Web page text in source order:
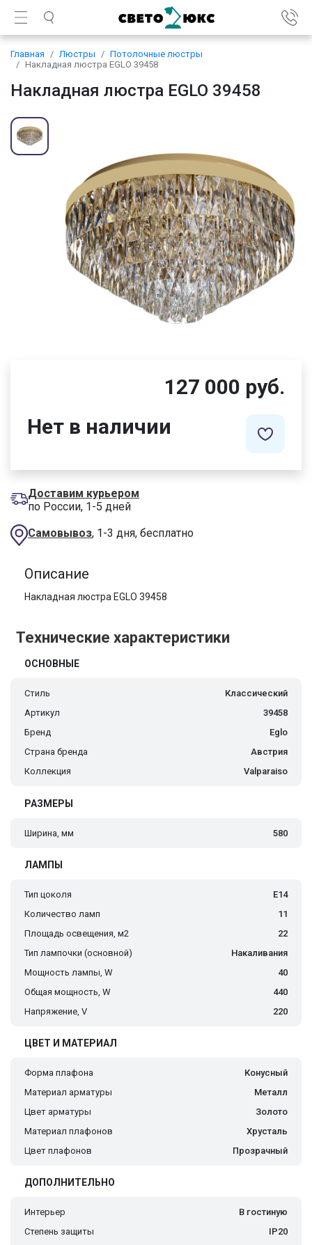
Главная Люстры
Потолочные люстры
Накладная люстра EGLO 39458
Накладная люстра EGLO 39458
127 000 руб.
Нет в наличии
Доставим курьером
по России, 1-5 дней
Самовывоз, 1-3 дня, бесплатно
Описание
Накладная люстра EGLO 39458
Технические характеристики
ОСНОВНЫЕ
Стиль
Классический
Артикул
39458
Бренд
Eglo
Страна бренда
Австрия
Коллекция
Valparaiso
РАЗМЕРЫ
Ширина, мм 580
ЛАМПЫ
Тип цоколя
E14
Количество ламп
11
Площадь освещения, м2
22
Тип лампочки (основной)
Накаливания
Мощность лампы, W
40
Общая мощность, W
440
Напряжение, V
220
ЦВЕТ И МАТЕРИАЛ
Форма плафона
Конусный
Материал арматуры
Металл
Цвет арматуры
Золото
Материал плафонов
Хрусталь
Цвет плафонов
Прозрачный
ДОПОЛНИТЕЛЬНО
Интерьер
В гостиную
Степень защиты
IP20